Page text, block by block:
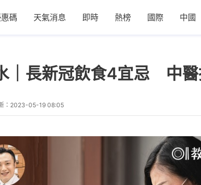
碼 天氣消息 即時 熱榜 國際 中國
｜長新冠飲食4宜忌 中
： 2023-05-19 08:05